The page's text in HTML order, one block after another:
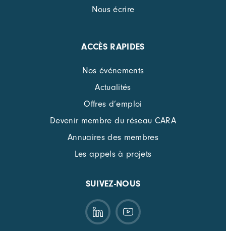
Nous écrire
ACCÈS RAPIDES
Nos événements
Actualités
Offres d’emploi
Devenir membre du réseau CARA
Annuaires des membres
Les appels à projets
SUIVEZ-NOUS